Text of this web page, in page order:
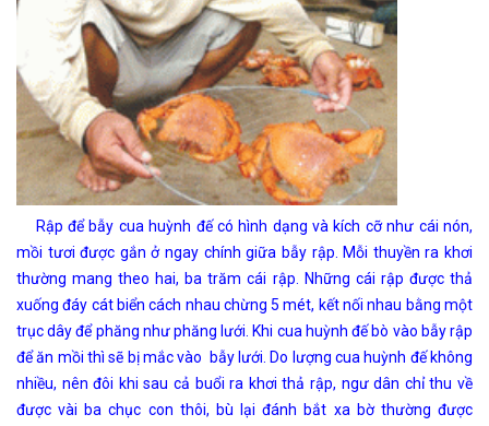
Rập để bẫy cua huỳnh đế có hình dạng và kích cỡ như cái nón,
mồi tươi được gắn ở ngay chính giữa bẫy rập. Mỗi thuyền ra khơi
thường mang theo hai, ba trăm cái rập. Những cái rập được thả
xuống đáy cát biển cách nhau chừng 5 mét, kết nối nhau bằng một
trục dây để phăng như phăng lưới. Khi cua huỳnh đế bò vào bẫy rập
để ăn mồi thì sẽ bị mắc vào bẫy lưới. Do lượng cua huỳnh đế không
nhiều, nên đôi khi sau cả buổi ra khơi thả rập, ngư dân chỉ thu về
được vài ba chục con thôi, bù lại đánh bắt xa bờ thường được